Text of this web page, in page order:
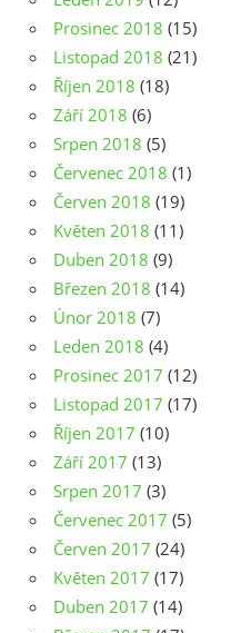
Prosinec 2018 (15)
Listopad 2018 (21)
Říjen 2018 (18)
Září 2018 (6)
Srpen 2018 (5)
Červenec 2018 (1)
Červen 2018 (19)
Květen 2018 (11)
Duben 2018 (9)
Březen 2018 (14)
Únor 2018 (7)
Leden 2018 (4)
Prosinec 2017 (12)
Listopad 2017 (17)
Říjen 2017 (10)
Září 2017 (13)
Srpen 2017 (3)
Červenec 2017 (5)
Červen 2017 (24)
Květen 2017 (17)
Duben 2017 (14)